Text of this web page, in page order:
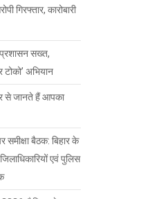
गिरफ्तार, कारोबारी
प्रशासन सख्त,
अभियान
से जानते हैं आपका
बैठक: बिहार के
एवं पुलिस